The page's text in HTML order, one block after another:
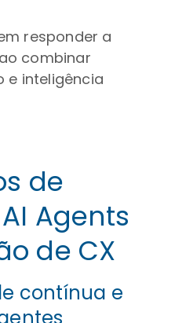
responder a
combinar
e inteligência
de
Agents
de CX
contínua e